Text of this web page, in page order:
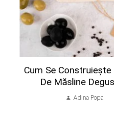
Cum Se Construiește
De Măsline
Adina Popa